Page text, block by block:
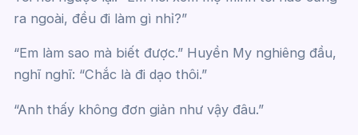
ra ngoài, đều đi làm gì nhỉ?”
“Em làm sao mà biết được.” Huyền My nghiêng đầu,
nghĩ nghĩ: “Chắc là đi dạo thôi.”
“Anh thấy không đơn giản như vậy đâu.”